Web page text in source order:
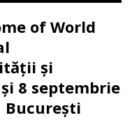
of World
și
8 septembrie
București